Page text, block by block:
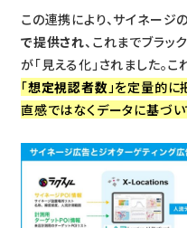
この連携により、サイネージ
で提供され、これまでブラッ
が「見える化」されました。こ
「想定視認者数」を定量的に
直感ではなくデータに基づい